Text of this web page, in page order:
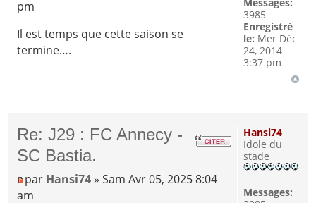
pm
Il est temps que cette saison se
termine….
Messages:
3985
Enregistré
le: Mer Déc
24, 2014
3:37 pm
Re: J29 : FC Annecy -
SC Bastia.
par Hansi74 » Sam Avr 05, 2025 8:04
am
Hansi74
Idole du
stade
Messages: